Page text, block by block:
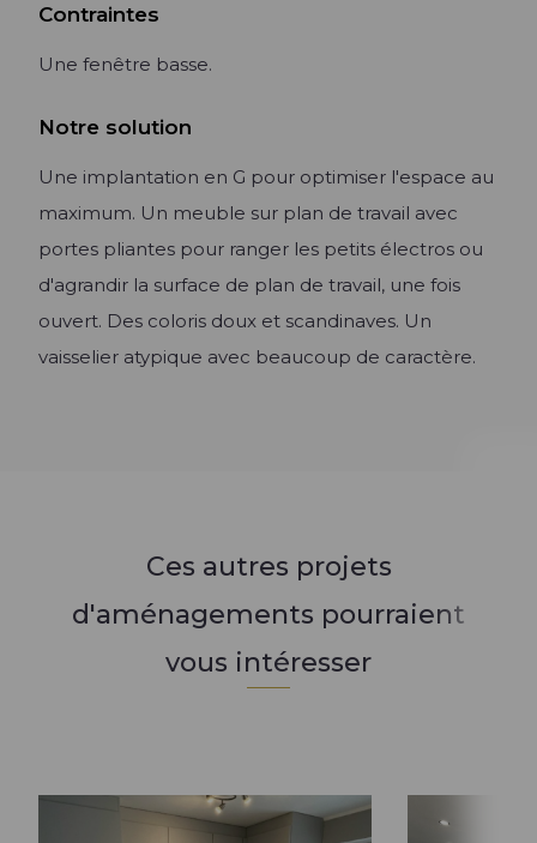
Contraintes
Une fenêtre basse.
Notre solution
Une implantation en G pour optimiser l'espace au
maximum. Un meuble sur plan de travail avec
portes pliantes pour ranger les petits électros ou
d'agrandir la surface de plan de travail, une fois
ouvert. Des coloris doux et scandinaves. Un
vaisselier atypique avec beaucoup de caractère.
Ces autres projets
d'aménagements pourraient
vous intéresser